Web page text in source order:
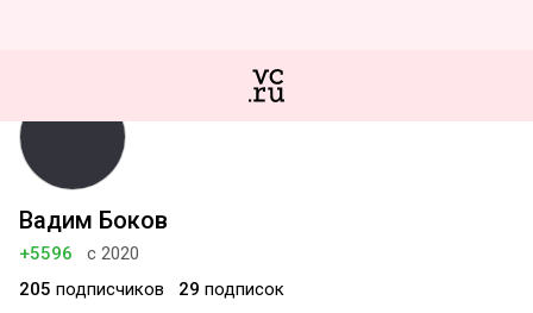
Вадим Боков
+5596
с 2020
205 подписчиков 29 подписок